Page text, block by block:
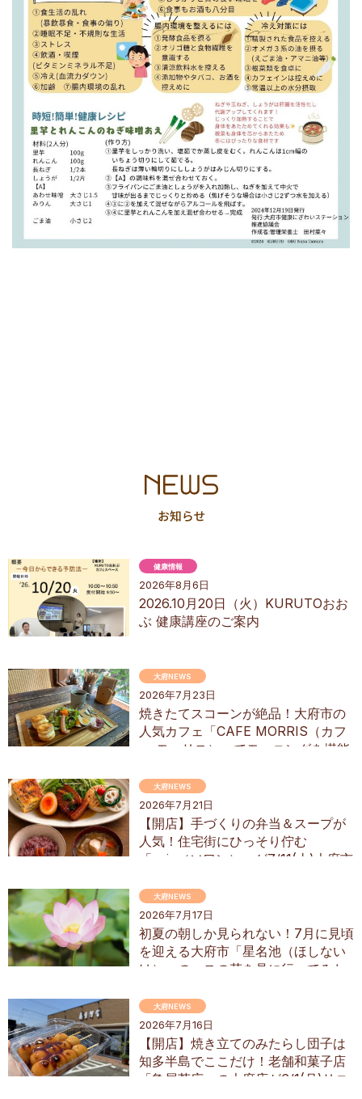
2026年8月6日
2026.10月20日（火）KURUTOおお
ぶ 健康講座のご案内
健康情報
2026年7月23日
焼きたてスコーンが絶品！大府市の
人気カフェ「CAFE MORRIS（カフ
ェ モーリス）」でモーニングを堪能
大府NEWS
2026年7月21日
【開店】手づくりの弁当＆スープが
人気！住宅街にひっそり佇む
「soin（ソワン）」が7/11(土)大府市
大府NEWS
2026年7月17日
初夏の朝しか見られない！7月に見頃
を迎える大府市「星名池（ほしない
け）」のハスの花を見に行ってみた
大府NEWS
2026年7月16日
【開店】焼き立てのみたらし団子は
知多半島でここだけ！老舗和菓子店
「亀屋芳広」の大府店が6/1(月)リニ
大府NEWS